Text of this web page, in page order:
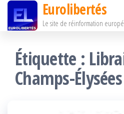
Passer
contenu
Eurolibertés
Le site de réinformation
Étiquette :
Champs-Élysées